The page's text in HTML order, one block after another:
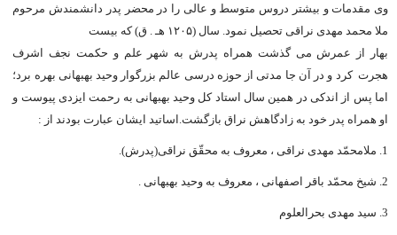
وی مقدمات و بیشتر دروس متوسط و عالی را در محضر پدر دانشمندش مرحوم
ملا محمد مهدی نراقی تحصیل نمود. سال (۱۲۰۵ هـ . ق) که بیست
بهار از عمرش می گذشت همراه پدرش به شهر علم و حکمت نجف اشرف
هجرت کرد و در آن جا مدتی از حوزه درسی عالم بزرگوار وحید بهبهانی بهره برد؛
اما پس از اندکی در همین سال استاد کل وحید بهبهانی به رحمت ایزدی پیوست و
او همراه پدر خود به زادگاهش نراق بازگشت.اساتید ایشان عبارت بودند از :
1. ملامحمّد مهدی نراقی ، معروف به محقّق نراقی(پدرش).
2. شیخ محمّد باقر اصفهانی ، معروف به وحید بهبهانی .
3. سید مهدی بحرالعلوم